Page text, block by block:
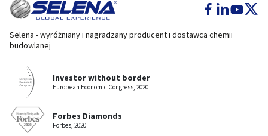
Selena - wyróżniany i nagradzany producent i dostawca chemii
budowlanej
Investor without border
European Economic Congress, 2020
Forbes Diamonds
Forbes, 2020